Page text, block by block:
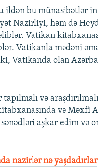
ildən bu münasibətlər
Nazirliyi, həm də
Vatikan
Vatikanla mədəni
Vatikanda olan
və
və Məxfi
aşkar edim və
nazirlər nə yaşdadırlar